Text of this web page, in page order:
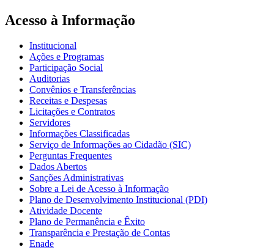
Acesso à Informação
Institucional
Ações e Programas
Participação Social
Auditorias
Convênios e Transferências
Receitas e Despesas
Licitações e Contratos
Servidores
Informações Classificadas
Serviço de Informações ao Cidadão (SIC)
Perguntas Frequentes
Dados Abertos
Sanções Administrativas
Sobre a Lei de Acesso à Informação
Plano de Desenvolvimento Institucional (PDI)
Atividade Docente
Plano de Permanência e Êxito
Transparência e Prestação de Contas
Enade